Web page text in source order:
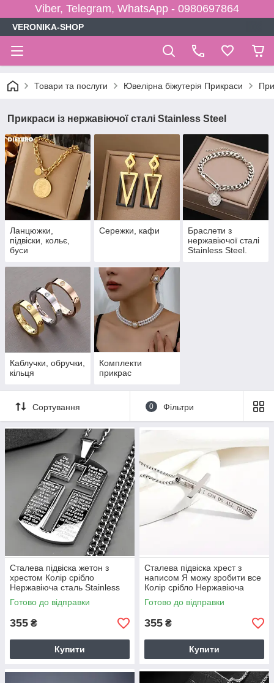
Viber, Telegram, WhatsApp - 0980697864
VERONIKA-SHOP
Товари та послуги Ювелірна біжутерія Прикраси
Прикраси із нержавіючої сталі Stainless Steel
Ланцюжки,
підвіски, кольє,
буси
Сережки, кафи
Браслети з
нержавіючої сталі
Stainless Steel.
Каблучки, обручки,
кільця
Комплекти
прикрас
Сортування 0 Фільтри
Сталева підвіска жетон з
хрестом Колір срібло
Нержавіюча сталь Stainless
Steel код 9560
Готово до відправки
355 ₴
Купити
Сталева підвіска хрест з
написом Я можу зробити все
Колір срібло Нержавіюча
сталь Stainless Steel код 9561
Готово до відправки
355 ₴
Купити